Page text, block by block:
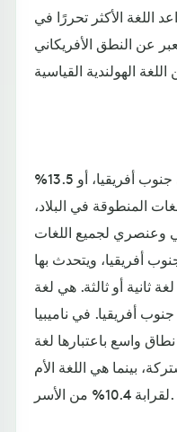
اللغة الأكثر تحررًا في
عن النطق الأفريكاني
مع حوالي 7 مليون ناطق بها في جنوب أفريقيا، أو 13.5%
المنطوقة في البلاد،
وعنصري لجميع اللغات
أفريقيا، ويتحدث بها
ثانية أو ثالثة. هي لغة
أفريقيا. في ناميبيا
واسع باعتبارها لغة
بينما هي اللغة الأم
لقرابة 10.4% من الأسر.